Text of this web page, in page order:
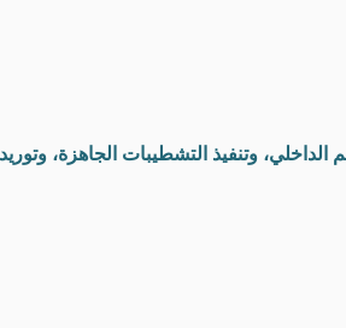
وتنفيذ التشطيبات الجاهزة،